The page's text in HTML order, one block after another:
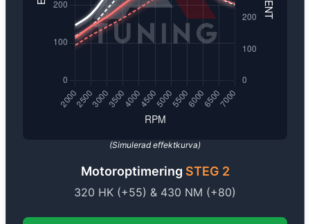
(Simulerad effektkurva)
Motoroptimering STEG 2
320 HK (+55) & 430 NM (+80)